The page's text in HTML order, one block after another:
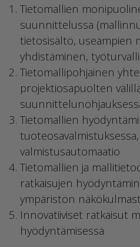
Tietomallien
suunnittelussa
tietosisältö, useampien
yhdistäminen,
Tietomallipohjainen
projektiosapuolten
Tietomallien
valmistusautomaatio
Tietomallien ja
ratkaisujen
ympäristön
Innovatiiviset ratkaisut
hyödyntämisessä